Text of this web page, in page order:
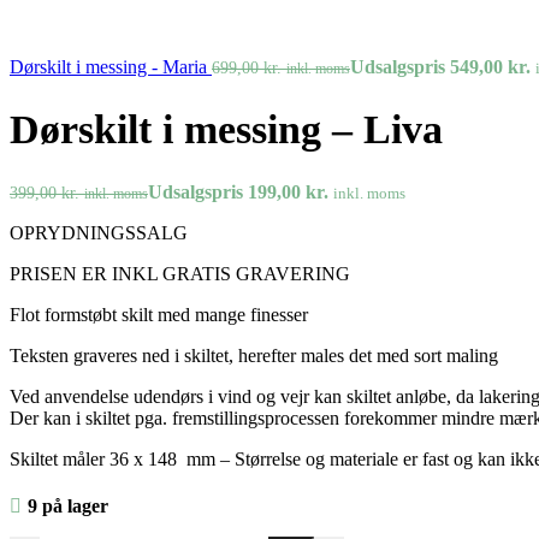
Dørskilt i messing - Maria 699,00kr. inkl. momsUdsalgspris 549,00 kr.
Dørskilt i messing – Liva
399,00kr. inkl. momsUdsalgspris 199,00 kr. inkl. moms
OPRYDNINGSSALG
PRISEN ER INKL GRATIS GRAVERING
Flot formstøbt skilt med mange finesser
Teksten graveres ned i skiltet, herefter males det med sort maling
Ved anvendelse udendørs i vind og vejr kan skiltet anløbe, da
Der kan i skiltet pga. fremstillingsprocessen forekommer mindre
Skiltet måler 36 x 148 mm – Størrelse og materiale er fast og kan
9 på lager